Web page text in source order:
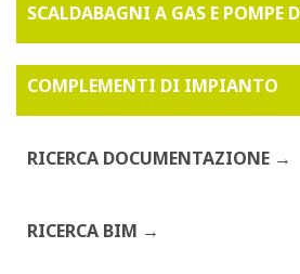
SCALDABAGNI A GAS E POMPE
COMPLEMENTI DI IMPIANTO
RICERCA DOCUMENTAZIONE
RICERCA BIM